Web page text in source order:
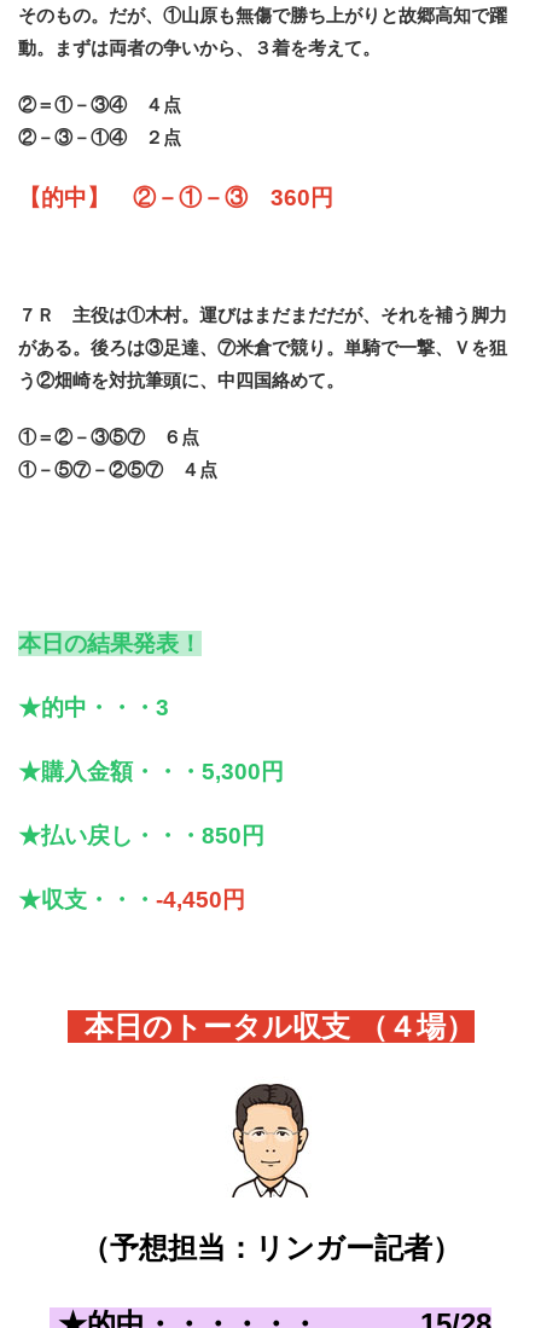
そのもの。だが、①山原も無傷で勝ち上がりと故郷高知で躍
動。まずは両者の争いから、３着を考えて。
②＝①－③④ ４点
②－③－①④ ２点
【的中】 ②－①－③ 360円
７Ｒ 主役は①木村。運びはまだまだだが、それを補う脚力
がある。後ろは③足達、⑦米倉で競り。単騎で一撃、Ｖを狙
う②畑崎を対抗筆頭に、中四国絡めて。
①＝②－③⑤⑦ ６点
①－⑤⑦－②⑤⑦ ４点
本日の結果発表！
★的中・・・3
★購入金額・・・5,300円
★払い戻し・・・850円
★収支・・・ -4,450円
本日のトータル収支 （４場）
（予想担当：リンガー記者）